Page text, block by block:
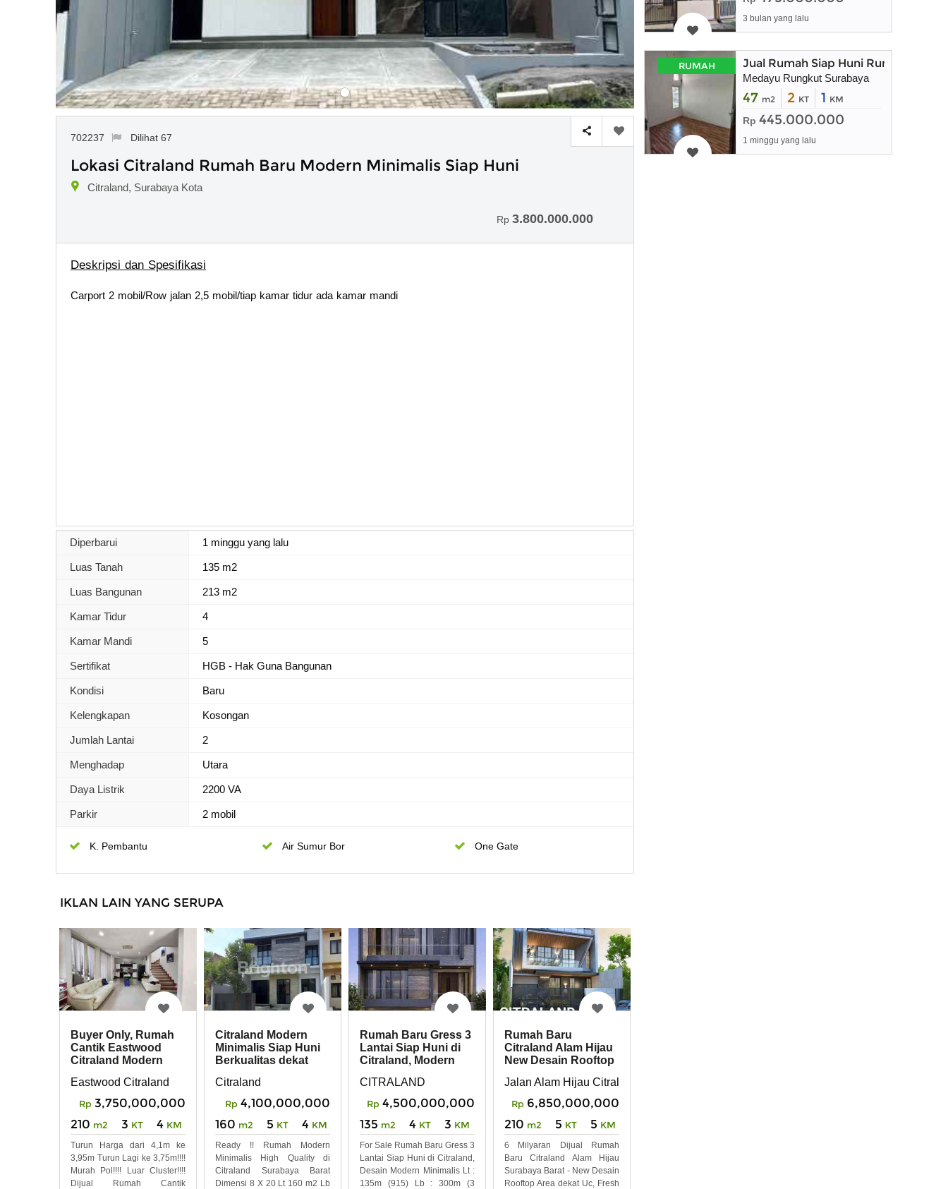
702237 Dilihat 67
Lokasi Citraland Rumah Baru Modern Minimalis Siap Huni
Citraland, Surabaya Kota
Rp 3.800.000.000
Deskripsi dan Spesifikasi
Carport 2 mobil/Row jalan 2,5 mobil/tiap kamar tidur ada kamar mandi
Diperbarui 1 minggu yang lalu
Luas Tanah 135 m2
Luas Bangunan 213 m2
Kamar Tidur 4
Kamar Mandi 5
Sertifikat HGB - Hak Guna Bangunan
Kondisi Baru
Kelengkapan Kosongan
Jumlah Lantai 2
Menghadap Utara
Daya Listrik 2200 VA
Parkir 2 mobil
K. Pembantu Air Sumur Bor One Gate
IKLAN LAIN YANG SERUPA
Buyer Only, Rumah
Cantik Eastwood
Citraland Modern
Eastwood Citraland
Rp 3,750,000,000
210 m2 3 KT 4 KM
Turun Harga dari 4,1m ke
3,95m Turun Lagi ke 3,75m!!!!
Murah Pol!!!! Luar Cluster!!!!
Dijual Rumah Cantik
Citraland Modern
Minimalis Siap Huni
Berkualitas dekat
Citraland
Rp 4,100,000,000
160 m2 5 KT 4 KM
Ready !! Rumah Modern
Minimalis High Quality di
Citraland Surabaya Barat
Dimensi 8 X 20 Lt 160 m2 Lb
Rumah Baru Gress 3
Lantai Siap Huni di
Citraland, Modern
CITRALAND
Rp 4,500,000,000
135 m2 4 KT 3 KM
For Sale Rumah Baru Gress 3
Lantai Siap Huni di Citraland,
Desain Modern Minimalis Lt :
135m (915) Lb : 300m (3
Rumah Baru
Citraland Alam Hijau
New Desain Rooftop
Jalan Alam Hijau Citraland
Rp 6,850,000,000
210 m2 5 KT 5 KM
6 Milyaran Dijual Rumah
Baru Citraland Alam Hijau
Surabaya Barat - New Desain
Rooftop Area dekat Uc, Fresh
3 bulan yang lalu
RUMAH Jual Rumah Siap Huni Rungkut
Medayu Rungkut Surabaya
47 m2 2 KT 1 KM
Rp 445.000.000
1 minggu yang lalu